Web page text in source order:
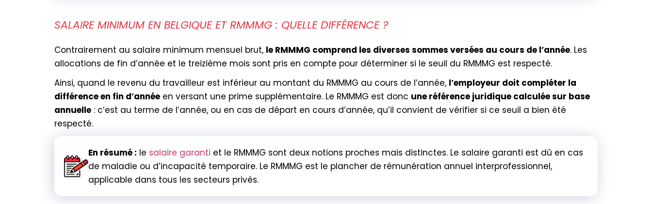
SALAIRE MINIMUM EN BELGIQUE ET RMMMG : QUELLE DIFFÉRENCE ?
Contrairement au salaire minimum mensuel brut, le RMMMG comprend les diverses sommes versées au cours de l’année. Les
allocations de fin d’année et le treizième mois sont pris en compte pour déterminer si le seuil du RMMMG est respecté.
Ainsi, quand le revenu du travailleur est inférieur au montant du RMMMG au cours de l’année, l’employeur doit compléter la
différence en fin d’année en versant une prime supplémentaire. Le RMMMG est donc une référence juridique calculée sur base
annuelle : c’est au terme de l’année, ou en cas de départ en cours d’année, qu’il convient de vérifier si ce seuil a bien été
respecté.
En résumé : le salaire garanti et le RMMMG sont deux notions proches mais distinctes. Le salaire garanti est dû en cas
de maladie ou d’incapacité temporaire. Le RMMMG est le plancher de rémunération annuel interprofessionnel,
applicable dans tous les secteurs privés.